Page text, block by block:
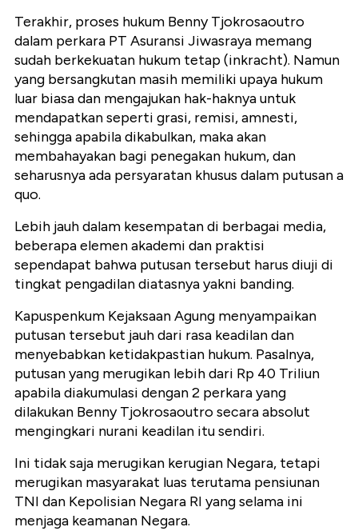
Terakhir, proses hukum Benny Tjokrosaoutro
dalam perkara PT Asuransi Jiwasraya memang
sudah berkekuatan hukum tetap (inkracht). Namun
yang bersangkutan masih memiliki upaya hukum
luar biasa dan mengajukan hak-haknya untuk
mendapatkan seperti grasi, remisi, amnesti,
sehingga apabila dikabulkan, maka akan
membahayakan bagi penegakan hukum, dan
seharusnya ada persyaratan khusus dalam putusan a
quo.
Lebih jauh dalam kesempatan di berbagai media,
beberapa elemen akademi dan praktisi
sependapat bahwa putusan tersebut harus diuji di
tingkat pengadilan diatasnya yakni banding.
Kapuspenkum Kejaksaan Agung menyampaikan
putusan tersebut jauh dari rasa keadilan dan
menyebabkan ketidakpastian hukum. Pasalnya,
putusan yang merugikan lebih dari Rp 40 Triliun
apabila diakumulasi dengan 2 perkara yang
dilakukan Benny Tjokrosaoutro secara absolut
mengingkari nurani keadilan itu sendiri.
Ini tidak saja merugikan kerugian Negara, tetapi
merugikan masyarakat luas terutama pensiunan
TNI dan Kepolisian Negara RI yang selama ini
menjaga keamanan Negara.